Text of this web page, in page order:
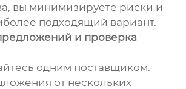
вы минимизируете риски и
подходящий вариант.
и проверка
одним поставщиком.
от нескольких